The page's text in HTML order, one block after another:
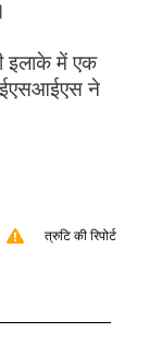
इलाके में एक
ने
त्रुटि की रिपोर्ट